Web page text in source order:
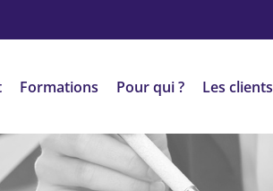
Formations Pour qui ? Les